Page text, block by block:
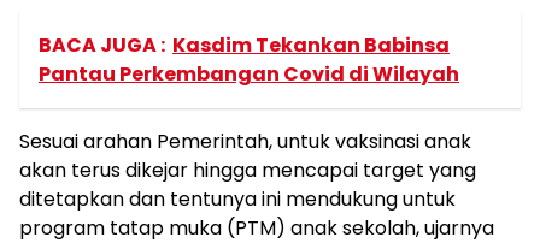
BACA JUGA : Kasdim Tekankan Babinsa
Pantau Perkembangan Covid di Wilayah
Sesuai arahan Pemerintah, untuk vaksinasi anak
akan terus dikejar hingga mencapai target yang
ditetapkan dan tentunya ini mendukung untuk
program tatap muka (PTM) anak sekolah, ujarnya